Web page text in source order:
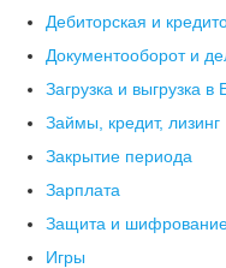
Дебиторская и
Документооборот и
Загрузка и выгрузка в
Займы, кредит, лизинг
Закрытие периода
Зарплата
Защита и
Игры